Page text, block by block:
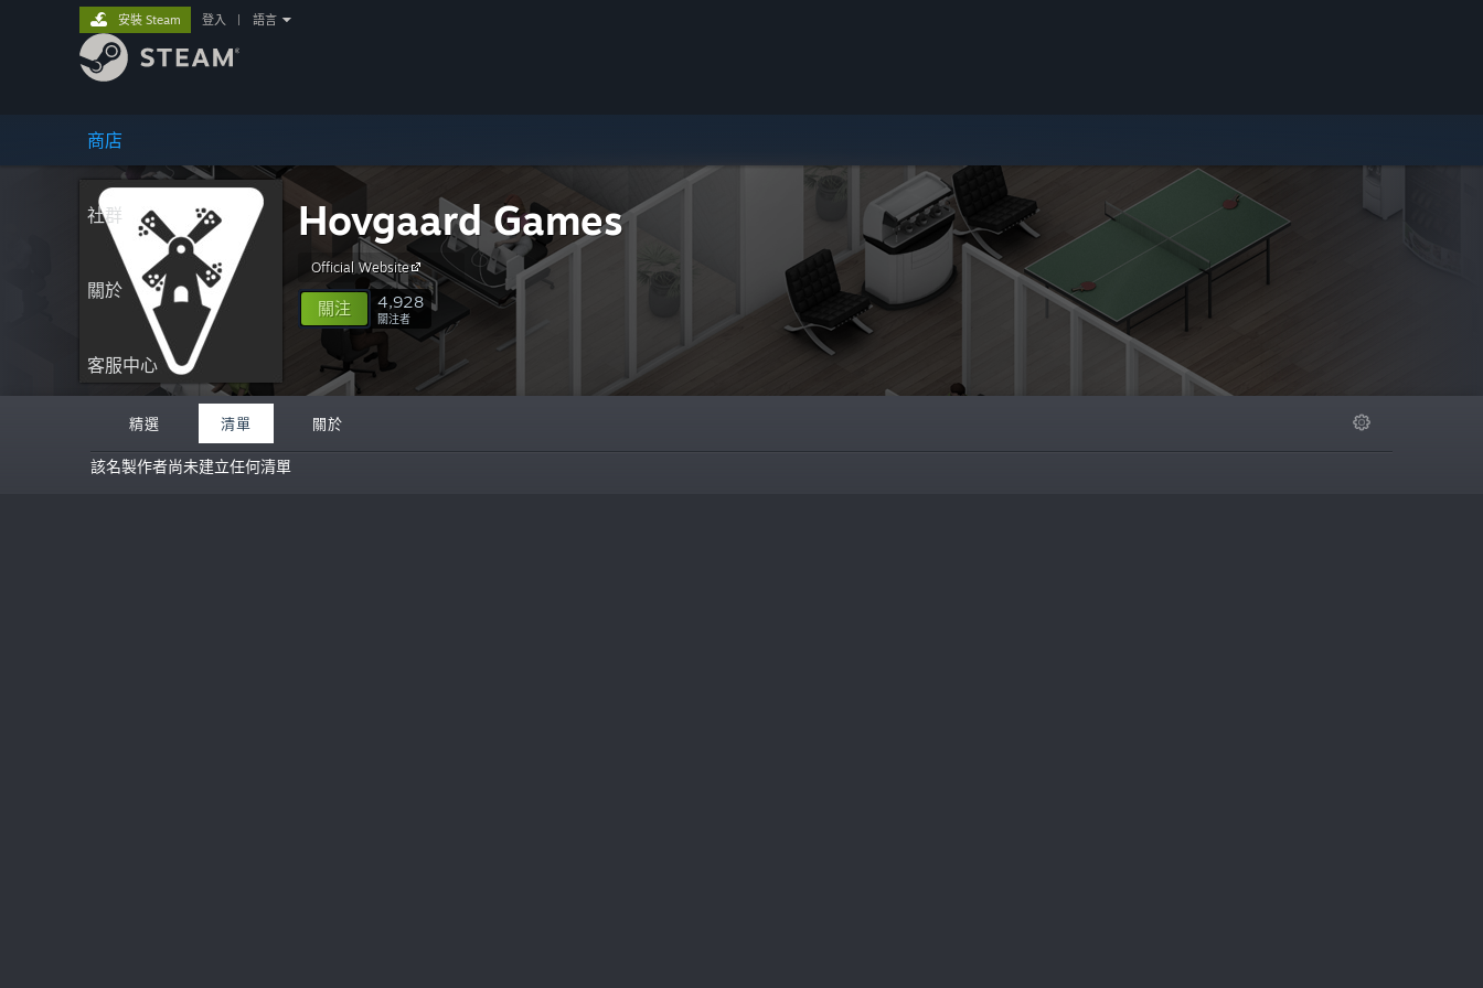
商店
社群
關於
客服中心
安裝 Steam 登入 語言
Hovgaard Games
Official Website
關注 4,928
關注者
精選 清單 關於
該名製作者尚未建立任何清單